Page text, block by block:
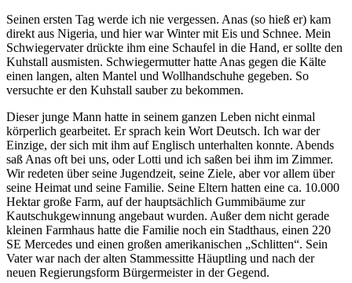
Seinen ersten Tag werde ich nie vergessen. Anas (so hieß er) kam
direkt aus Nigeria, und hier war Winter mit Eis und Schnee. Mein
Schwiegervater drückte ihm eine Schaufel in die Hand, er sollte den
Kuhstall ausmisten. Schwiegermutter hatte Anas gegen die Kälte
einen langen, alten Mantel und Wollhandschuhe gegeben. So
versuchte er den Kuhstall sauber zu bekommen.
Dieser junge Mann hatte in seinem ganzen Leben nicht einmal
körperlich gearbeitet. Er sprach kein Wort Deutsch. Ich war der
Einzige, der sich mit ihm auf Englisch unterhalten konnte. Abends
saß Anas oft bei uns, oder Lotti und ich saßen bei ihm im Zimmer.
Wir redeten über seine Jugendzeit, seine Ziele, aber vor allem über
seine Heimat und seine Familie. Seine Eltern hatten eine ca. 10.000
Hektar große Farm, auf der hauptsächlich Gummibäume zur
Kautschukgewinnung angebaut wurden. Außer dem nicht gerade
kleinen Farmhaus hatte die Familie noch ein Stadthaus, einen 220
SE Mercedes und einen großen amerikanischen
Schlitten . Sein
Vater war nach der alten Stammessitte Häuptling und nach der
neuen Regierungsform Bürgermeister in der Gegend.